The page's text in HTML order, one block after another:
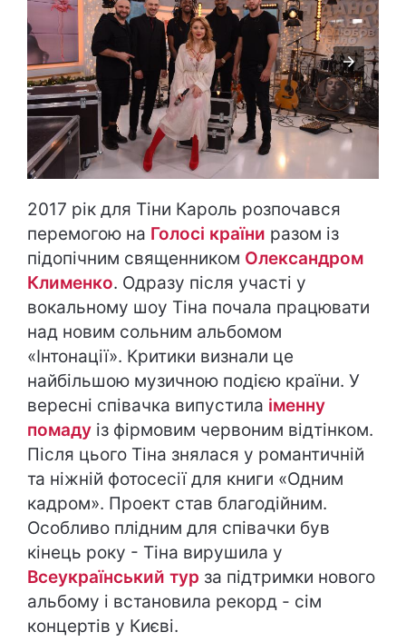
2017 рік для Тіни Кароль розпочався
перемогою на Голосі країни разом із
підопічним священником Олександром
Клименко. Одразу після участі у
вокальному шоу Тіна почала працювати
над новим сольним альбомом
«Інтонації». Критики визнали це
найбільшою музичною подією країни. У
вересні співачка випустила іменну
помаду із фірмовим червоним відтінком.
Після цього Тіна знялася у романтичній
та ніжній фотосесії для книги «Одним
кадром». Проект став благодійним.
Особливо плідним для співачки був
кінець року - Тіна вирушила у
Всеукраїнський тур за підтримки нового
альбому і встановила рекорд - сім
концертів у Києві.